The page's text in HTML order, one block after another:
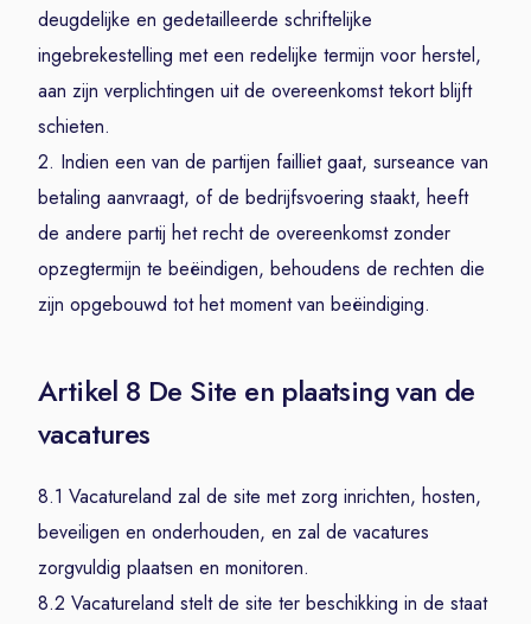
deugdelijke en gedetailleerde schriftelijke
ingebrekestelling met een redelijke termijn voor herstel,
aan zijn verplichtingen uit de overeenkomst tekort blijft
schieten.
2. Indien een van de partijen failliet gaat, surseance van
betaling aanvraagt, of de bedrijfsvoering staakt, heeft
de andere partij het recht de overeenkomst zonder
opzegtermijn te beëindigen, behoudens de rechten die
zijn opgebouwd tot het moment van beëindiging.
Artikel 8 De Site en plaatsing van de
vacatures
8.1 Vacatureland zal de site met zorg inrichten, hosten,
beveiligen en onderhouden, en zal de vacatures
zorgvuldig plaatsen en monitoren.
8.2 Vacatureland stelt de site ter beschikking in de staat